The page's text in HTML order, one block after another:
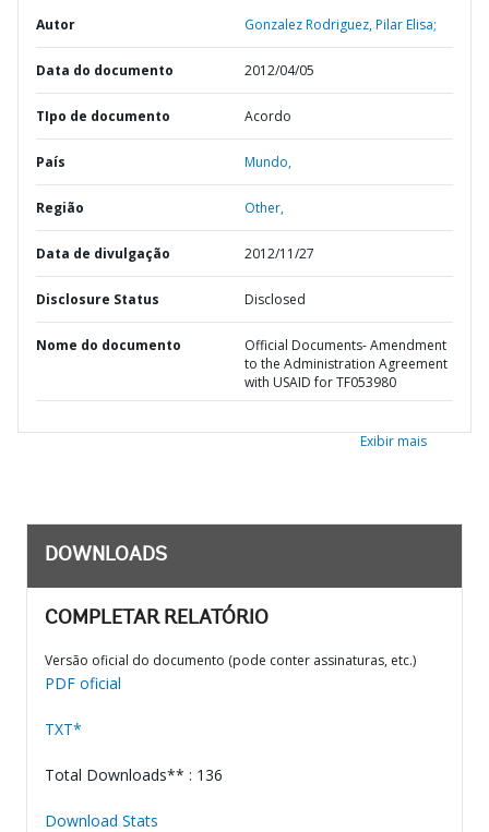
Autor Gonzalez Rodriguez, Pilar Elisa;
Data do documento 2012/04/05
TIpo de documento Acordo
País Mundo,
Região Other,
Data de divulgação 2012/11/27
Disclosure Status Disclosed
Nome do documento
Official Documents- Amendment
to the Administration Agreement
with USAID for TF053980
Exibir mais
DOWNLOADS
COMPLETAR RELATÓRIO
Versão oficial do documento (pode conter assinaturas, etc.)
PDF oficial
TXT*
Total Downloads** : 136
Download Stats